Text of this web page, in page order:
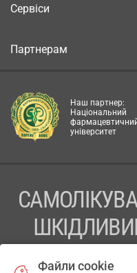
Сервіси
Партнерам
Наш партнер:
Національний
університет
Файли cookie